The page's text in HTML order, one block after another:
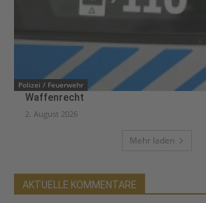
Polizei / Feuerwehr
Waffenrecht
2. August 2026
Mehr laden
AKTUELLE KOMMENTARE